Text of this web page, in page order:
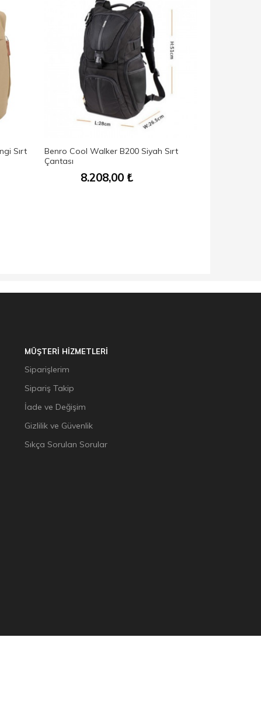
Sırt
Benro Cool Walker B200 Siyah Sırt
Çantası
8.208,00 ₺
MÜŞTERİ HİZMETLERİ
Siparişlerim
Sipariş Takip
İade ve Değişim
Gizlilik ve Güvenlik
Sıkça Sorulan Sorular